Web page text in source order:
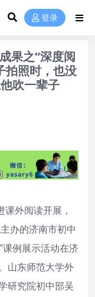
登录
果之“深度阅
拍照时，也没
吹一辈子
外阅读开展，
办的济南市初中
课例展示活动在济
山东师范大学外
研究院初中部吴